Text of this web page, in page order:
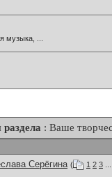
музыка, ...
: Ваше
Серёгина ( 1 2 3